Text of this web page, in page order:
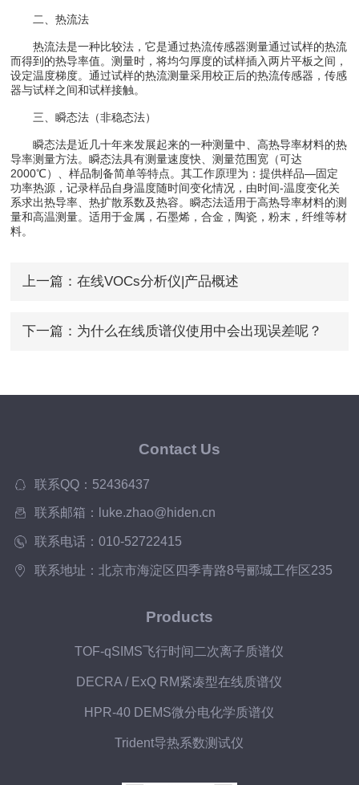
二、热流法
热流法是一种比较法，它是通过热流传感器测量通过试样的热流
而得到的热导率值。测量时，将均匀厚度的试样插入两片平板之间，
设定温度梯度。通过试样的热流测量采用校正后的热流传感器，传感
器与试样之间和试样接触。
三、瞬态法（非稳态法）
瞬态法是近几十年来发展起来的一种测量中、高热导率材料的热
导率测量方法。瞬态法具有测量速度快、测量范围宽（可达
2000℃）、样品制备简单等特点。其工作原理为：提供样品—固定
功率热源，记录样品自身温度随时间变化情况，由时间-温度变化关
系求出热导率、热扩散系数及热容。瞬态法适用于高热导率材料的测
量和高温测量。适用于金属，石墨烯，合金，陶瓷，粉末，纤维等材
料。
上一篇： 在线VOCs分析仪|产品概述
下一篇： 为什么在线质谱仪使用中会出现误差呢？
Contact Us
联系QQ：52436437
联系邮箱：luke.zhao@hiden.cn
联系电话：010-52722415
联系地址：北京市海淀区四季青路8号郦城工作区235
Products
TOF-qSIMS飞行时间二次离子质谱仪
DECRA / ExQ RM紧凑型在线质谱仪
HPR-40 DEMS微分电化学质谱仪
Trident导热系数测试仪